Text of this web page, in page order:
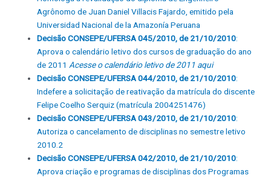
Agrônomo de Juan Daniel Villacis Fajardo, emitido pela
Universidad Nacional de la Amazonía Peruana
Decisão CONSEPE/UFERSA 045/2010, de 21/10/2010:
Aprova o calendário letivo dos cursos de graduação do ano
de 2011Acesse o calendário letivo de 2011 aqui
Decisão CONSEPE/UFERSA 044/2010, de 21/10/2010:
Indefere a solicitação de reativação da matrícula do discente
Felipe Coelho Serquiz (matrícula 2004251476)
Decisão CONSEPE/UFERSA 043/2010, de 21/10/2010:
Autoriza o cancelamento de disciplinas no semestre letivo
2010.2
Decisão CONSEPE/UFERSA 042/2010, de 21/10/2010:
Aprova criação e programas de disciplinas dos Programas